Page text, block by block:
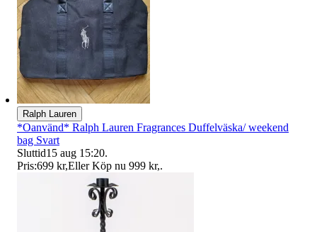
Ralph Lauren
*Oanvänd* Ralph Lauren Fragrances Duffelväska/ weekend
bag Svart
Sluttid15 aug 15:20.
Pris:699 kr,Eller Köp nu 999 kr,.